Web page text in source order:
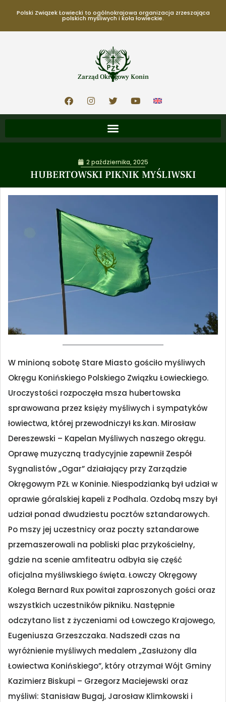
Polski Związek Łowiecki to ogólnokrajowa organizacja zrzeszająca
polskich myśliwych i koła łowieckie.
Zarząd Okręgowy Konin
HUBERTOWSKI PIKNIK MYŚLIWSKI
2 października, 2025
W minioną sobotę Stare Miasto gościło myśliwych
Okręgu Konińskiego Polskiego Związku Łowieckiego.
Uroczystości rozpoczęła msza hubertowska
sprawowana przez księży myśliwych i sympatyków
łowiectwa, której przewodniczył ks.kan. Mirosław
Dereszewski – Kapelan Myśliwych naszego okręgu.
Oprawę muzyczną tradycyjnie zapewnił Zespół
Sygnalistów „Ogar” działający przy Zarządzie
Okręgowym PZŁ w Koninie. Niespodzianką był udział w
oprawie góralskiej kapeli z Podhala. Ozdobą mszy był
udział ponad dwudziestu pocztów sztandarowych.
Po mszy jej uczestnicy oraz poczty sztandarowe
przemaszerowali na pobliski plac przykościelny,
gdzie na scenie amfiteatru odbyła się część
oficjalna myśliwskiego święta. Łowczy Okręgowy
Kolega Bernard Rux powitał zaproszonych gości oraz
wszystkich uczestników pikniku. Następnie
odczytano list z życzeniami od Łowczego Krajowego,
Eugeniusza Grzeszczaka. Nadszedł czas na
wyróżnienie myśliwych medalem „Zasłużony dla
Łowiectwa Konińskiego”, który otrzymał Wójt Gminy
Kazimierz Biskupi – Grzegorz Maciejewski oraz
myśliwi: Stanisław Bugaj, Jarosław Klimkowski i